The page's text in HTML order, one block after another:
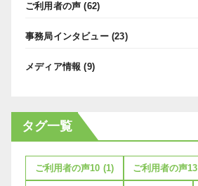
ご利用者の声 (62)
事務局インタビュー(23)
メディア情報 (9)
タグ一覧
ご利用者の声10 (1) ご利用者の声13